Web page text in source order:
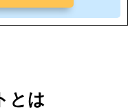
とは